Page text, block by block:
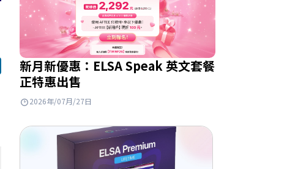
新月新優惠：ELSA Speak 英文套餐
正特惠出售
2026年/07月/27日